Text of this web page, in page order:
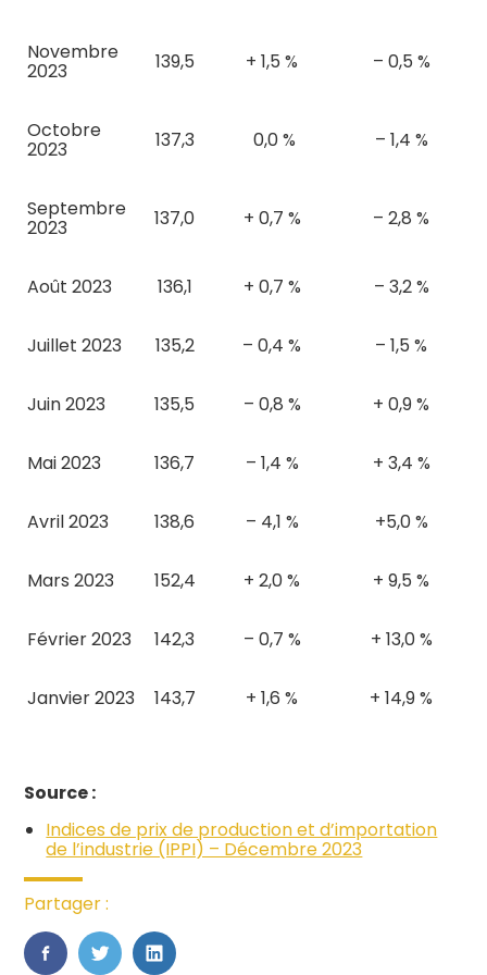
Novembre
2023 139,5 + 1,5 % – 0,5 %
Octobre
2023 137,3 0,0 % – 1,4 %
Septembre
2023 137,0 + 0,7 % – 2,8 %
Août 2023 136,1 + 0,7 % – 3,2 %
Juillet 2023 135,2 – 0,4 % – 1,5 %
Juin 2023 135,5 – 0,8 % + 0,9 %
Mai 2023 136,7 – 1,4 % + 3,4 %
Avril 2023 138,6 – 4,1 % +5,0 %
Mars 2023 152,4 + 2,0 % + 9,5 %
Février 2023 142,3 – 0,7 % + 13,0 %
Janvier 2023 143,7 + 1,6 % + 14,9 %
Source :
Indices de prix de production et d’importation
de l’industrie (IPPI) – Décembre 2023
Partager :